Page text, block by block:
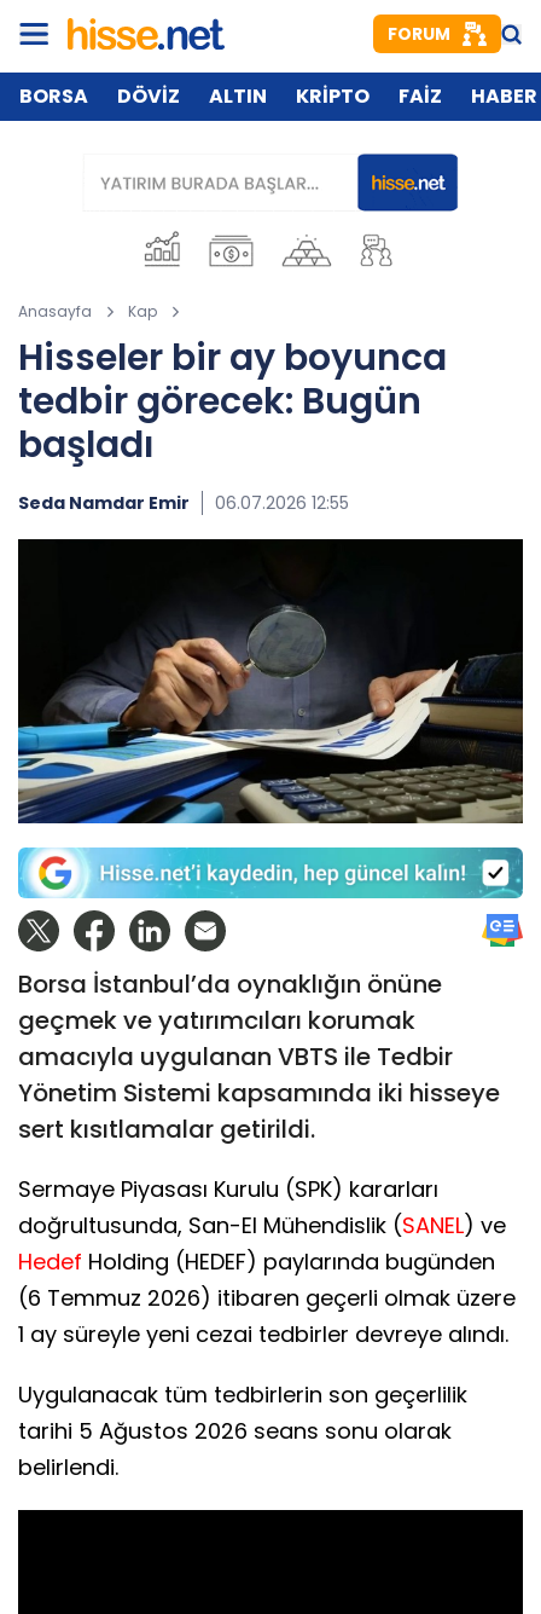
FORUM
BORSA DÖVİZ ALTIN KRİPTO FAİZ HABER
Anasayfa Kap
Hisseler bir ay boyunca
tedbir görecek: Bugün
başladı
Seda Namdar Emir 06.07.2026 12:55
Borsa İstanbul’da oynaklığın önüne
geçmek ve yatırımcıları korumak
amacıyla uygulanan VBTS ile Tedbir
Yönetim Sistemi kapsamında iki hisseye
sert kısıtlamalar getirildi.
Sermaye Piyasası Kurulu (SPK) kararları
doğrultusunda, San-El Mühendislik (SANEL) ve
Hedef Holding (HEDEF) paylarında bugünden
(6 Temmuz 2026) itibaren geçerli olmak üzere
1 ay süreyle yeni cezai tedbirler devreye alındı.
Uygulanacak tüm tedbirlerin son geçerlilik
tarihi 5 Ağustos 2026 seans sonu olarak
belirlendi.